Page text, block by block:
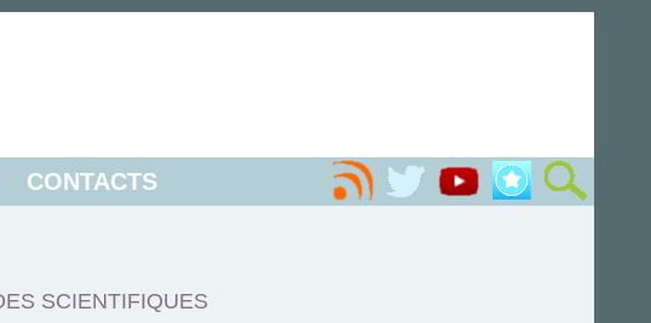
CONTACTS
SCIENTIFIQUES